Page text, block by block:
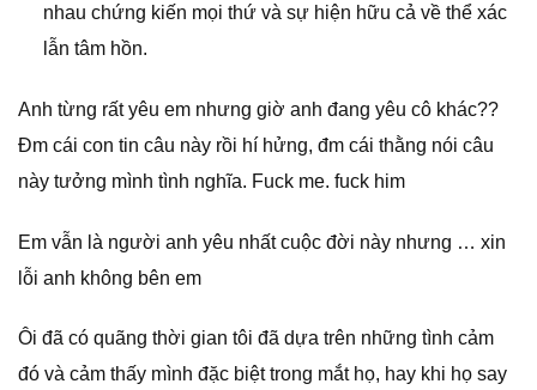
nhau chứng kiến mọi thứ và sự hiện hữu cả về thể xác
lẫn tâm hồn.
Anh từng rất yêu em nhưng giờ anh đang yêu cô khác??
Đm cái con tin câu này rồi hí hửng, đm cái thằng nói câu
này tưởng mình tình nghĩa. Fuck me. fuck him
Em vẫn là người anh yêu nhất cuộc đời này nhưng … xin
lỗi anh không bên em
Ôi đã có quãng thời gian tôi đã dựa trên những tình cảm
đó và cảm thấy mình đặc biệt trong mắt họ, hay khi họ say